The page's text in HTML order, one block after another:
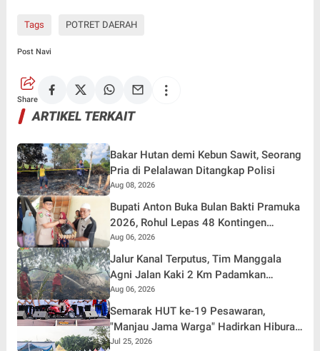
Tags POTRET DAERAH
Post Navi
Share
ARTIKEL TERKAIT
Bakar Hutan demi Kebun Sawit, Seorang
Pria di Pelalawan Ditangkap Polisi
Aug 08, 2026
Bupati Anton Buka Bulan Bakti Pramuka
2026, Rohul Lepas 48 Kontingen
Jambore Nasional
Aug 06, 2026
Jalur Kanal Terputus, Tim Manggala
Agni Jalan Kaki 2 Km Padamkan
Karhutla
Aug 06, 2026
Semarak HUT ke-19 Pesawaran,
"Manjau Jama Warga" Hadirkan Hiburan
Rakyat dan Pelayanan Dekat untuk
Jul 25, 2026